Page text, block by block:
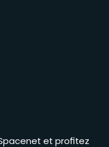
et profitez